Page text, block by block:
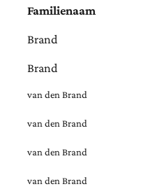
Familienaam
Brand
Brand
van den Brand
van den Brand
van den Brand
van den Brand